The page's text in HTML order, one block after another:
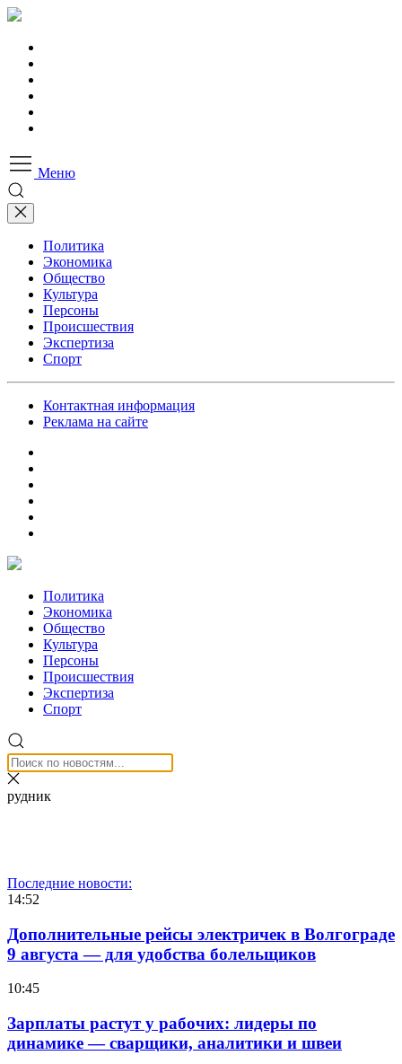
Меню
Политика
Экономика
Общество
Культура
Персоны
Происшествия
Экспертиза
Спорт
Контактная информация
Реклама на сайте
Политика
Экономика
Общество
Культура
Персоны
Происшествия
Экспертиза
Спорт
рудник
Последние новости:
14:52
Дополнительные рейсы электричек в Волгограде
9 августа — для удобства болельщиков
10:45
Зарплаты растут у рабочих: лидеры по
динамике — сварщики, аналитики и швеи